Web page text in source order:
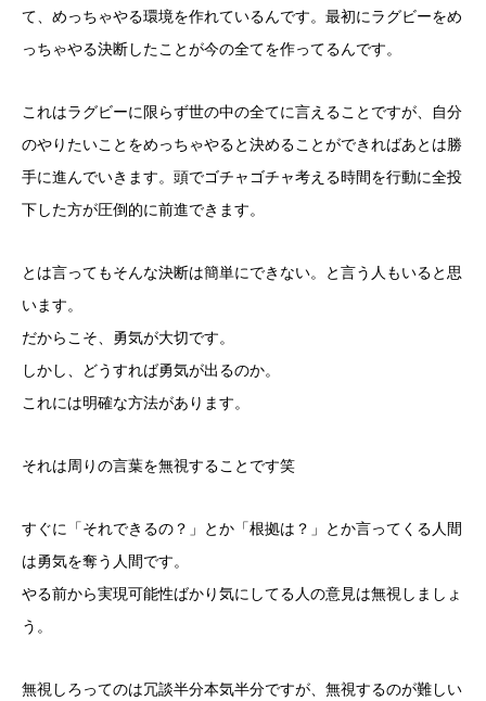
て、めっちゃやる環境を作れているんです。最初にラグビーをめ
っちゃやる決断したことが今の全てを作ってるんです。
これはラグビーに限らず世の中の全てに言えることですが、自分
のやりたいことをめっちゃやると決めることができればあとは勝
手に進んでいきます。頭でゴチャゴチャ考える時間を行動に全投
下した方が圧倒的に前進できます。
とは言ってもそんな決断は簡単にできない。と言う人もいると思
います。
だからこそ、勇気が大切です。
しかし、どうすれば勇気が出るのか。
これには明確な方法があります。
それは周りの言葉を無視することです笑
すぐに「それできるの？」とか「根拠は？」とか言ってくる人間
は勇気を奪う人間です。
やる前から実現可能性ばかり気にしてる人の意見は無視しましょ
う。
無視しろってのは冗談半分本気半分ですが、無視するのが難しい